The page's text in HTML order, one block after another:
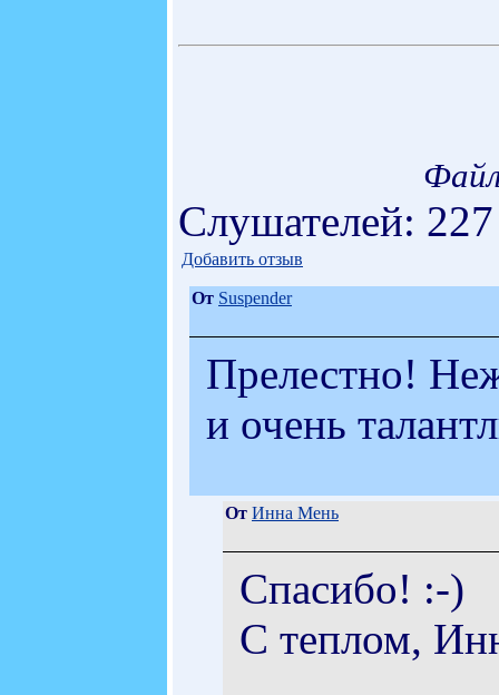
Слушателей:
Добавить отзыв
От Suspender
Прелестно!
и очень
От Инна Мень
Спасибо! :-)
С теплом,